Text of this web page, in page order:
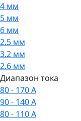
4 мм
5 мм
6 мм
2.5 мм
3.2 мм
2.6 мм
Диапазон тока
80 - 170 А
90 - 140 А
80 - 110 А